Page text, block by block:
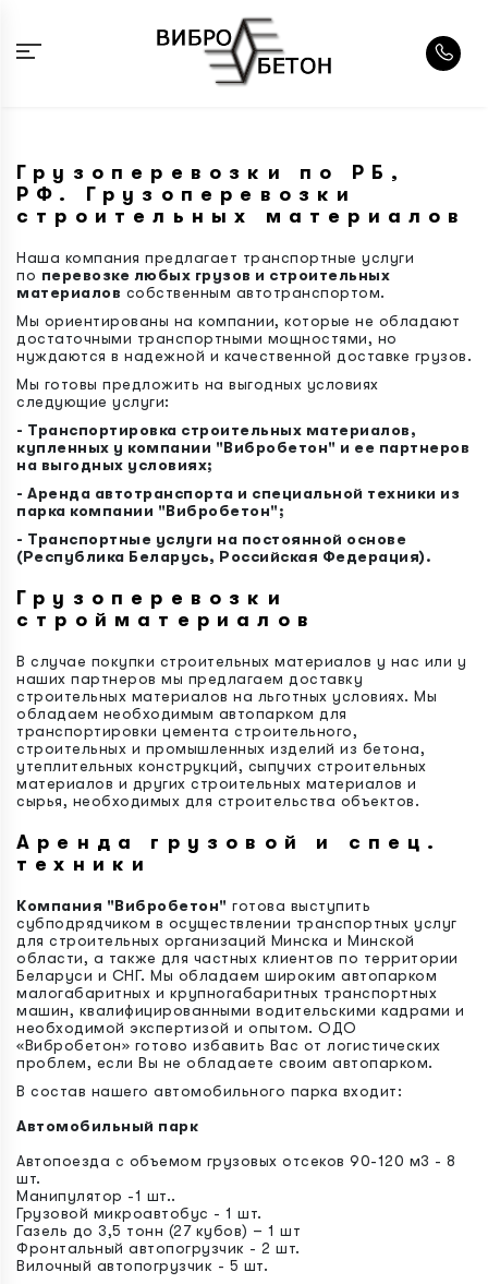
Грузоперевозки по РБ,
РФ. Грузоперевозки
строительных материалов
Наша компания предлагает транспортные услуги
по перевозке любых грузов и строительных
материалов собственным автотранспортом.
Мы ориентированы на компании, которые не обладают
достаточными транспортными мощностями, но
нуждаются в надежной и качественной доставке грузов.
Мы готовы предложить на выгодных условиях
следующие услуги:
- Транспортировка строительных материалов,
купленных у компании "Вибробетон" и ее партнеров
на выгодных условиях;
- Аренда автотранспорта и специальной техники из
парка компании "Вибробетон";
- Транспортные услуги на постоянной основе
(Республика Беларусь, Российская Федерация).
Грузоперевозки
стройматериалов
В случае покупки строительных материалов у нас или у
наших партнеров мы предлагаем доставку
строительных материалов на льготных условиях. Мы
обладаем необходимым автопарком для
транспортировки цемента строительного,
строительных и промышленных изделий из бетона,
утеплительных конструкций, сыпучих строительных
материалов и других строительных материалов и
сырья, необходимых для строительства объектов.
Аренда грузовой и спец.
техники
Компания "Вибробетон" готова выступить
субподрядчиком в осуществлении транспортных услуг
для строительных организаций Минска и Минской
области, а также для частных клиентов по территории
Беларуси и СНГ. Мы обладаем широким автопарком
малогабаритных и крупногабаритных транспортных
машин, квалифицированными водительскими кадрами и
необходимой экспертизой и опытом. ОДО
«Вибробетон» готово избавить Вас от логистических
проблем, если Вы не обладаете своим автопарком.
В состав нашего автомобильного парка входит:
Автомобильный парк
Автопоезда с объемом грузовых отсеков 90-120 м3 - 8
шт.
Манипулятор -1 шт..
Грузовой микроавтобус - 1 шт.
Газель до 3,5 тонн (27 кубов) – 1 шт
Фронтальный автопогрузчик - 2 шт.
Вилочный автопогрузчик - 5 шт.